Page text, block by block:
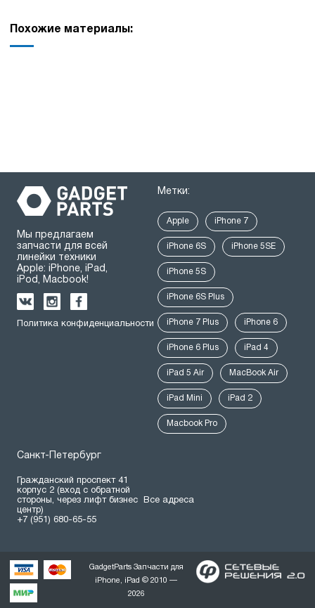
Похожие материалы:
Мы предлагаем
запчасти для всей
линейки техники
Apple: iPhone, iPad,
iPod, Macbook!
Политика конфиденциальности
Метки:
Apple iPhone 7
iPhone 6S iPhone 5SE
iPhone 5S
iPhone 6S Plus
iPhone 7 Plus iPhone 6
iPhone 6 Plus iPad 4
iPad 5 Air MacBook Air
iPad Mini iPad 2
Macbook Pro
Санкт-Петербург
Гражданский проспект 41
корпус 2 (вход с обратной
стороны, через лифт бизнес
центр)
+7 (951) 680-65-55
Все адреса
GadgetParts Запчасти для
iPhone, iPad © 2010 —
2026